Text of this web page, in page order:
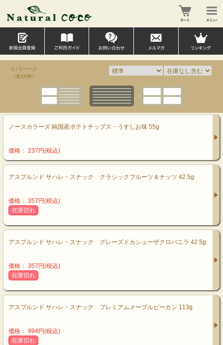
1 / 1ページ
（全10件）
ノースカラーズ 純国産ポテトチップス・うすしお味 55g
価格： 237円(税込)
アスプルンド サハレ・スナック クラシックフルーツ＆ナッツ 42.5g
価格： 357円(税込)
在庫切れ
アスプルンド サハレ・スナック グレーズドカシューザクロバニラ 42.5g
価格： 357円(税込)
在庫切れ
アスプルンド サハレ・スナック プレミアムメープルピーカン 113g
価格： 994円(税込)
在庫切れ